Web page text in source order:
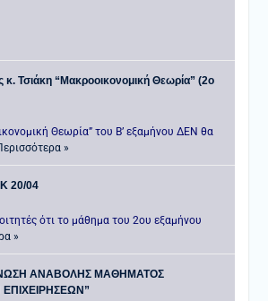
Τσιάκη “Μακροοικονομική Θεωρία” (2ο
Θεωρία” του Β’ εξαμήνου ΔΕΝ θα
»
20/04
ότι το μάθημα του 2ου εξαμήνου
»
ΑΝΑΒΟΛΗΣ ΜΑΘΗΜΑΤΟΣ